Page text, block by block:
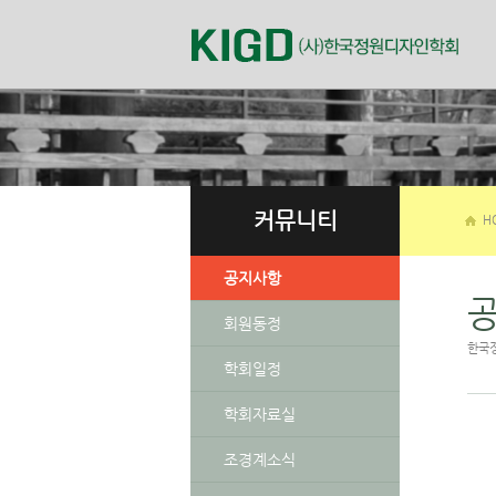
커뮤니티
공지사항
회원동정
학회일정
학회자료실
조경계소식
한국